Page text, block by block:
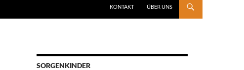
KONTAKT ÜBER UNS
SORGENKINDER